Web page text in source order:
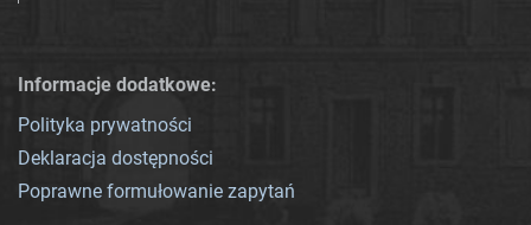
Informacje dodatkowe:
Polityka prywatności
Deklaracja dostępności
Poprawne formułowanie zapytań